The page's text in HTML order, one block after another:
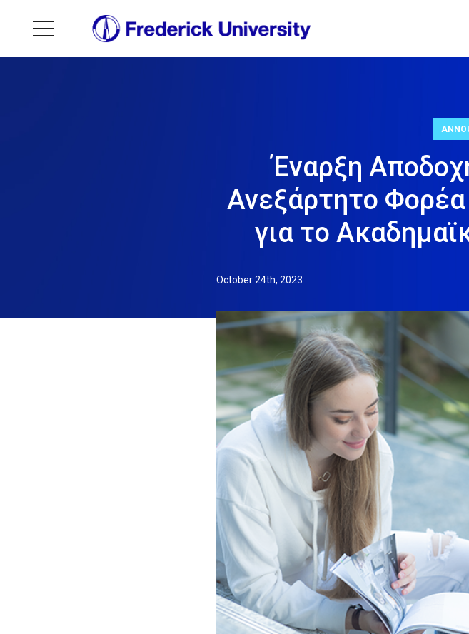
Έναρξη
Ανεξάρτητο Φορέα
για το
October 24th, 2023